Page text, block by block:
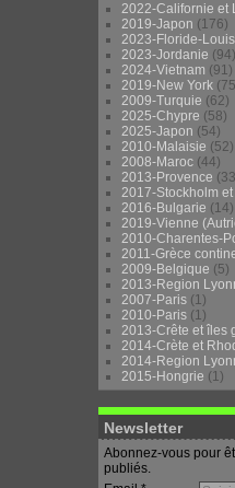
2022-Californie et
2019-Japon (176)
2023-Floride-
2023-Jordanie (94)
2024-Vietnam (91)
2019-New York
2009-Turquie (62)
2025-Chypre (58)
2025-Japon (54)
2010-Malaisie (52)
2008-Maroc (44)
2013-Provence
2017-Stockholm
2016-Bulgarie (14)
2019-Vienne
2010-Charentes-
2011-Grèce
2009-Belgique (5)
2013-Region
2007-Paris (1)
2010-Paris (1)
2013-Crête et îles
2014-Crète et
2014-Region
2015-Hongrie (1)
Newsletter
Abonnez-vous pour
publiés.